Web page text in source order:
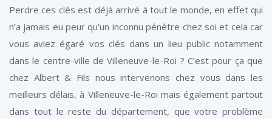
Perdre ces clés est déjà arrivé à tout le monde, en effet qui
n’a jamais eu peur qu’un inconnu pénètre chez soi et cela car
vous aviez égaré vos clés dans un lieu public notamment
dans le centre-ville de Villeneuve-le-Roi ? C’est pour ça que
chez Albert & Fils nous intervenons chez vous dans les
meilleurs délais, à Villeneuve-le-Roi mais également partout
dans tout le reste du département, que votre problème